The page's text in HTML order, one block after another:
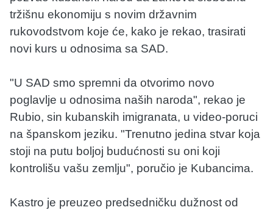
tržišnu ekonomiju s novim državnim
rukovodstvom koje će, kako je rekao, trasirati
novi kurs u odnosima sa SAD.
"U SAD smo spremni da otvorimo novo
poglavlje u odnosima naših naroda", rekao je
Rubio, sin kubanskih imigranata, u video-poruci
na španskom jeziku. "Trenutno jedina stvar koja
stoji na putu boljoj budućnosti su oni koji
kontrolišu vašu zemlju", poručio je Kubancima.
Kastro je preuzeo predsedničku dužnost od